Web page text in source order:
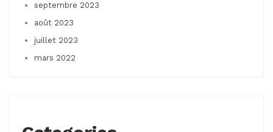
septembre 2023
août 2023
juillet 2023
mars 2022